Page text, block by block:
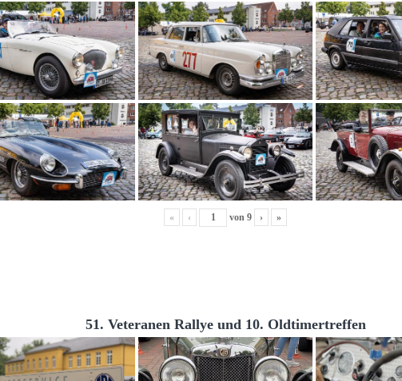
« ‹ von 9 › »
51. Veteranen Rallye und 10. Oldtimertreffen